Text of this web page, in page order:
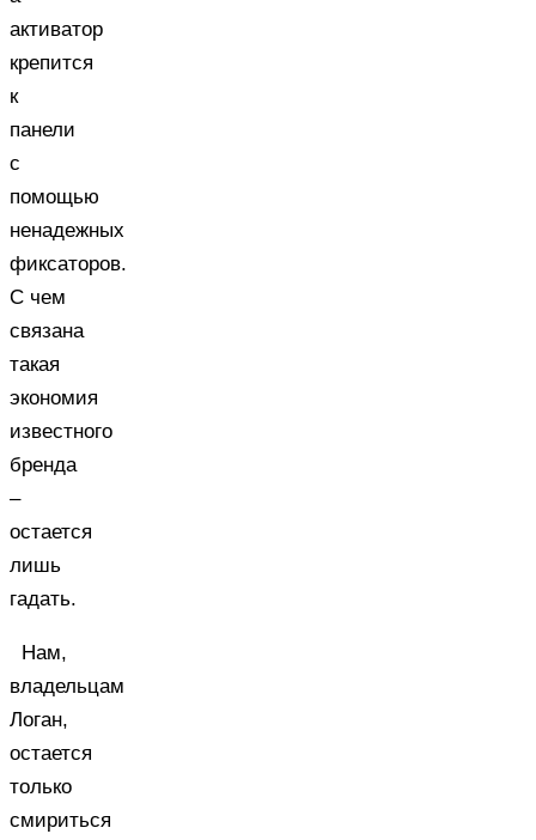
активатор
крепится
к
панели
с
помощью
ненадежных
фиксаторов.
С чем
связана
такая
экономия
известного
бренда
–
остается
лишь
гадать.
Нам,
владельцам
Логан,
остается
только
смириться